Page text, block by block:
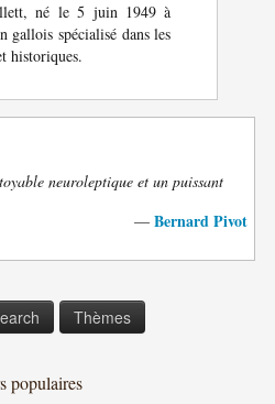
né le 5 juin 1949 à
gallois spécialisé dans les
historiques.
neuroleptique et un puissant
— Bernard Pivot
Thèmes
populaires